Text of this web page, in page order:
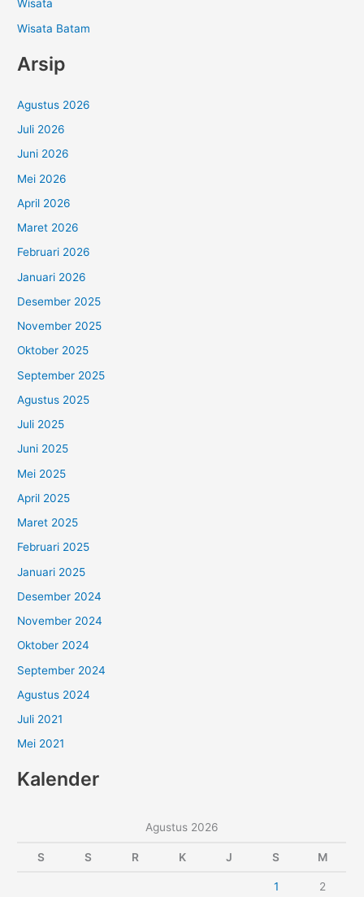
Wisata
Wisata Batam
Arsip
Agustus 2026
Juli 2026
Juni 2026
Mei 2026
April 2026
Maret 2026
Februari 2026
Januari 2026
Desember 2025
November 2025
Oktober 2025
September 2025
Agustus 2025
Juli 2025
Juni 2025
Mei 2025
April 2025
Maret 2025
Februari 2025
Januari 2025
Desember 2024
November 2024
Oktober 2024
September 2024
Agustus 2024
Juli 2021
Mei 2021
Kalender
Agustus 2026
S S R K J S M
1 2